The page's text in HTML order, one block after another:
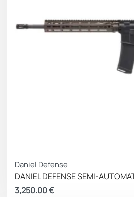
Daniel Defense
DANIEL DEFENSE SEMI-
3,250.00€